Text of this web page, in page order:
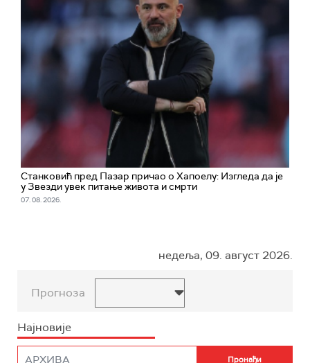
Станковић пред Пазар причао о Хапоелу: Изгледа да је
у Звезди увек питање живота и смрти
07. 08. 2026.
недеља, 09. август 2026.
Прогноза
Најновије